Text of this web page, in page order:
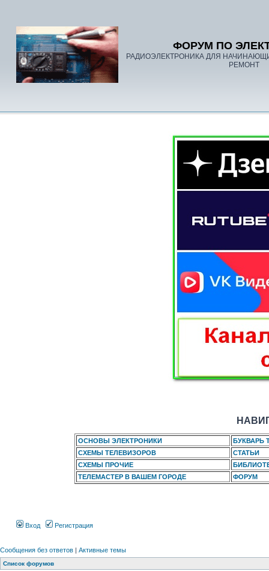
ФОРУМ ПО
РАДИОЭЛЕКТРОНИКА ДЛЯ
РЕМОНТ
ОСНОВЫ ЭЛЕКТРОНИКИ
БУКВАРЬ
СХЕМЫ ТЕЛЕВИЗОРОВ
СТАТЬИ
СХЕМЫ ПРОЧИЕ
ТЕЛЕМАСТЕР В ВАШЕМ ГОРОДЕ
ФОРУМ
Вход Регистрация
Сообщения без ответов | Активные темы
Список форумов